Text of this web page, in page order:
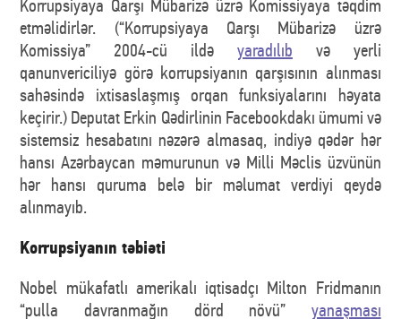
Korrupsiyaya Qarşı Mübarizə üzrə Komissiyaya təqdim
etməlidirlər. (“Korrupsiyaya Qarşı Mübarizə üzrə
Komissiya” 2004-cü ildə yaradılıb və yerli
qanunvericiliyə görə korrupsiyanın qarşısının alınması
sahəsində ixtisaslaşmış orqan funksiyalarını həyata
keçirir.) Deputat Erkin Qədirlinin Facebookdakı ümumi və
sistemsiz hesabatını nəzərə almasaq, indiyə qədər hər
hansı Azərbaycan məmurunun və Milli Məclis üzvünün
hər hansı quruma belə bir məlumat verdiyi qeydə
alınmayıb.
Korrupsiyanın təbiəti
Nobel mükafatlı amerikalı iqtisadçı Milton Fridmanın
“pulla davranmağın dörd növü” yanaşması